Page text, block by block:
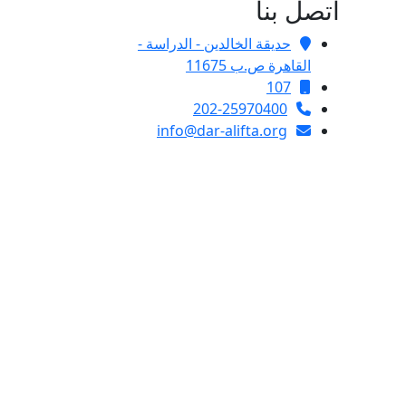
اتصل بنا
حديقة الخالدين - الدراسة -
القاهرة ص.ب 11675
107
202-25970400
info@dar-alifta.org